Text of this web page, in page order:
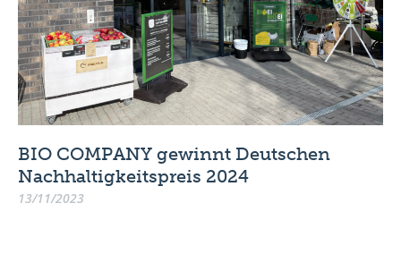
BIO COMPANY gewinnt Deutschen
Nachhaltigkeitspreis 2024
13/11/2023